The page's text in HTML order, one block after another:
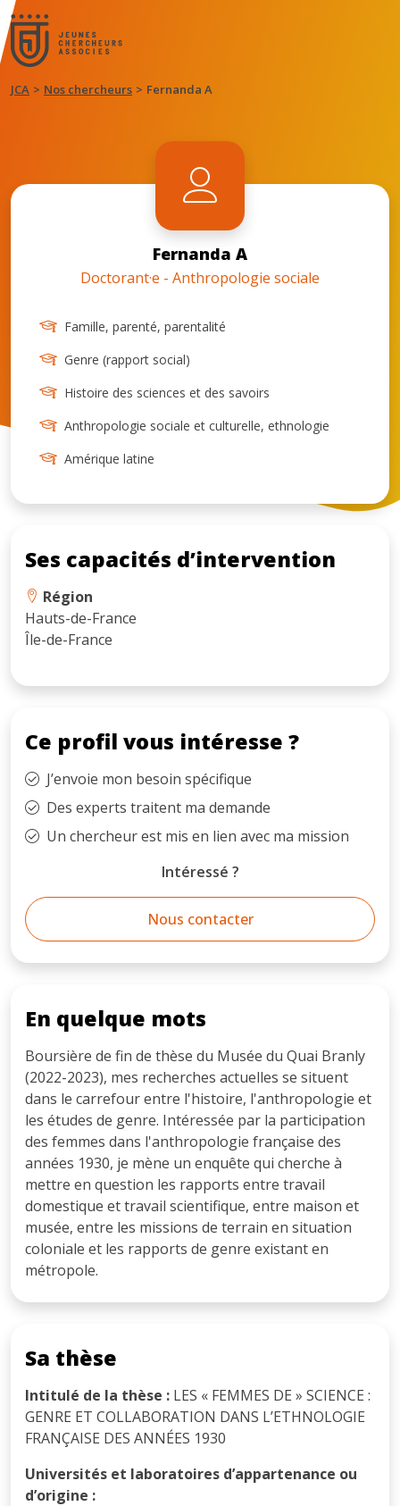
JCA Nos chercheurs Fernanda A
Fernanda A
Doctorant·e - Anthropologie sociale
Famille, parenté, parentalité
Genre (rapport social)
Histoire des sciences et des savoirs
Anthropologie sociale et culturelle, ethnologie
Amérique latine
Ses capacités d’intervention
Région
Hauts-de-France
Île-de-France
Ce profil vous intéresse ?
J’envoie mon besoin spécifique
Des experts traitent ma demande
Un chercheur est mis en lien avec ma mission
Intéressé ?
Nous contacter
En quelque mots
Boursière de fin de thèse du Musée du Quai Branly
(2022-2023), mes recherches actuelles se situent
dans le carrefour entre l'histoire, l'anthropologie et
les études de genre. Intéressée par la participation
des femmes dans l'anthropologie française des
années 1930, je mène un enquête qui cherche à
mettre en question les rapports entre travail
domestique et travail scientifique, entre maison et
musée, entre les missions de terrain en situation
coloniale et les rapports de genre existant en
métropole.
Sa thèse
Intitulé de la thèse : LES « FEMMES DE » SCIENCE :
GENRE ET COLLABORATION DANS L’ETHNOLOGIE
FRANÇAISE DES ANNÉES 1930
Universités et laboratoires d’appartenance ou
d’origine :